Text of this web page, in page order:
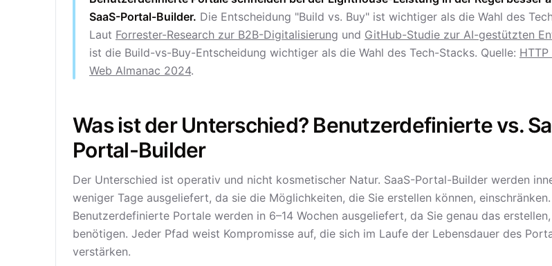
SaaS-Portal-Builder. Die Entscheidung "Build vs. Buy" ist wichtiger als die Wahl des
Laut Forrester-Research zur B2B-Digitalisierung und GitHub-Studie zur AI-gestützten
ist die Build-vs-Buy-Entscheidung wichtiger als die Wahl des Tech-Stacks. Quelle:
Web Almanac 2024.
Was ist der Unterschied? Benutzerdefinierte vs.
Portal-Builder
Der Unterschied ist operativ und nicht kosmetischer Natur. SaaS-Portal-Builder werden
weniger Tage ausgeliefert, da sie die Möglichkeiten, die Sie erstellen können, einschränken.
Benutzerdefinierte Portale werden in 6–14 Wochen ausgeliefert, da Sie genau das
benötigen. Jeder Pfad weist Kompromisse auf, die sich im Laufe der Lebensdauer des
verstärken.